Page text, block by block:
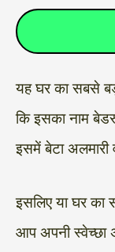
यह घर का सबसे
कि इसका नाम
इसमें बेटा
इसलिए या घर का
आप अपनी